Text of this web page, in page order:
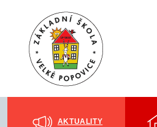
AKTUALITY